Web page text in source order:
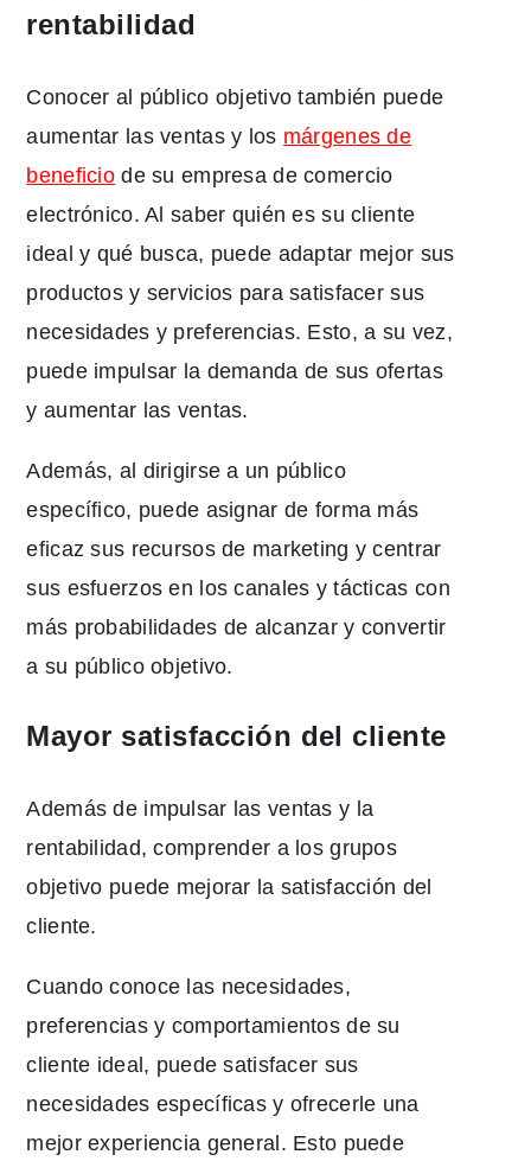
rentabilidad
Conocer al público objetivo también puede
aumentar las ventas y los márgenes de
beneficio de su empresa de comercio
electrónico. Al saber quién es su cliente
ideal y qué busca, puede adaptar mejor sus
productos y servicios para satisfacer sus
necesidades y preferencias. Esto, a su vez,
puede impulsar la demanda de sus ofertas
y aumentar las ventas.
Además, al dirigirse a un público
específico, puede asignar de forma más
eficaz sus recursos de marketing y centrar
sus esfuerzos en los canales y tácticas con
más probabilidades de alcanzar y convertir
a su público objetivo.
Mayor satisfacción del cliente
Además de impulsar las ventas y la
rentabilidad, comprender a los grupos
objetivo puede mejorar la satisfacción del
cliente.
Cuando conoce las necesidades,
preferencias y comportamientos de su
cliente ideal, puede satisfacer sus
necesidades específicas y ofrecerle una
mejor experiencia general. Esto puede